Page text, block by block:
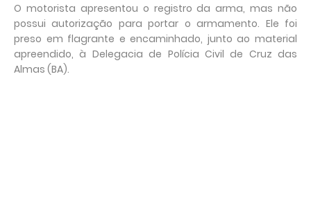
O motorista apresentou o registro da arma, mas não
possui autorização para portar o armamento. Ele foi
preso em flagrante e encaminhado, junto ao material
apreendido, à Delegacia de Polícia Civil de Cruz das
Almas (BA).